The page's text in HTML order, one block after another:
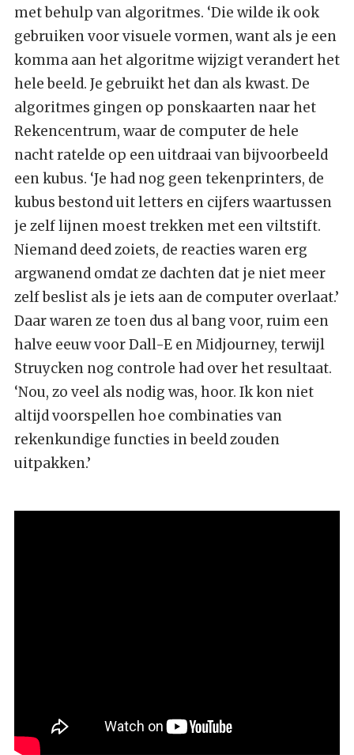
met behulp van algoritmes. ‘Die wilde ik ook
gebruiken voor visuele vormen, want als je een
komma aan het algoritme wijzigt verandert het
hele beeld. Je gebruikt het dan als kwast. De
algoritmes gingen op ponskaarten naar het
Rekencentrum, waar de computer de hele
nacht ratelde op een uitdraai van bijvoorbeeld
een kubus. ‘Je had nog geen tekenprinters, de
kubus bestond uit letters en cijfers waartussen
je zelf lijnen moest trekken met een viltstift.
Niemand deed zoiets, de reacties waren erg
argwanend omdat ze dachten dat je niet meer
zelf beslist als je iets aan de computer overlaat.’
Daar waren ze toen dus al bang voor, ruim een
halve eeuw voor Dall-E en Midjourney, terwijl
Struycken nog controle had over het resultaat.
‘Nou, zo veel als nodig was, hoor. Ik kon niet
altijd voorspellen hoe combinaties van
rekenkundige functies in beeld zouden
uitpakken.’